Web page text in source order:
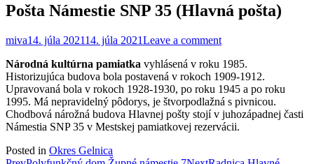
Pošta Námestie SNP 35 (Hlavná pošta)
miva14. júla 202114. júla 2021Leave a comment
Národná kultúrna pamiatka vyhlásená v roku 1985.
Historizujúca budova bola postavená v rokoch 1909-1912.
Upravovaná bola v rokoch 1928-1930, po roku 1945 a po roku
1995. Má nepravidelný pôdorys, je štvorpodlažná s pivnicou.
Chodbová nárožná budova Hlavnej pošty stojí v juhozápadnej časti
Námestia SNP 35 v Mestskej pamiatkovej rezervácii.
Posted in Okres Gelnica